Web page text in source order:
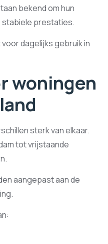
bekend om hun
stabiele prestaties.
dagelijks gebruik in
woningen
sterk van elkaar.
tot vrijstaande
aangepast aan de